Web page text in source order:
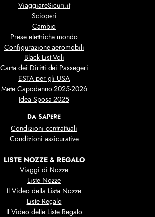
ViaggiareSicuri.it
Scioperi
Cambio
Prese elettriche mondo
Configurazione aeromobili
Black List Voli
Carta dei Diritti dei Passegeri
ESTA per gli USA
Mete Capodanno 2025-2026
Idea Sposa 2025
DA SAPERE
Condizioni contrattuali
Condizioni assicurative
LISTE NOZZE & REGALO
Viaggi di Nozze
Liste Nozze
Il Video della Lista Nozze
Liste Regalo
Il Video delle Liste Regalo